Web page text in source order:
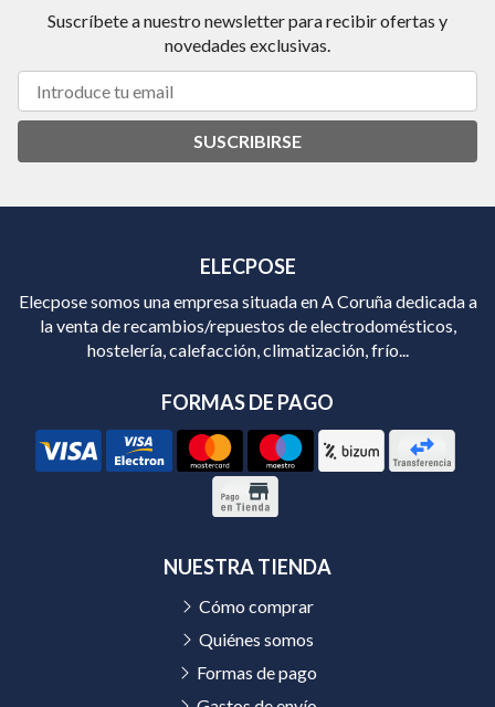
Suscríbete a nuestro newsletter para recibir ofertas y
novedades exclusivas.
SUSCRIBIRSE
ELECPOSE
Elecpose somos una empresa situada en A Coruña dedicada a
la venta de recambios/repuestos de electrodomésticos,
hostelería, calefacción, climatización, frío...
FORMAS DE PAGO
NUESTRA TIENDA
Cómo comprar
Quiénes somos
Formas de pago